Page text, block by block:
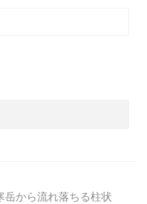
岳から流れ落ちる柱状